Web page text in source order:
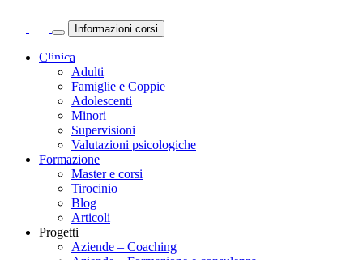
Informazioni corsi
Clinica
Adulti
Famiglie e Coppie
Adolescenti
Minori
Supervisioni
Valutazioni psicologiche
Formazione
Master e corsi
Tirocinio
Blog
Articoli
Progetti
Aziende – Coaching